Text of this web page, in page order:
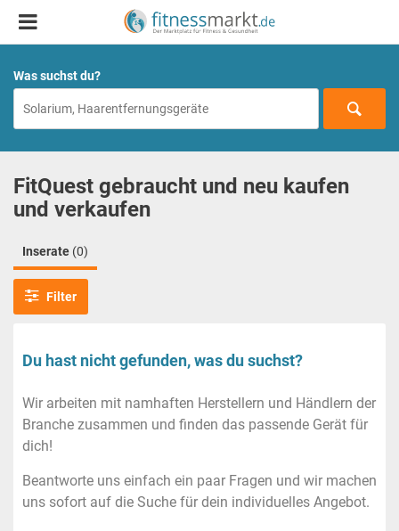
Was suchst du?
FitQuest gebraucht und neu kaufen
und verkaufen
Inserate (0)
Filter
Du hast nicht gefunden, was du suchst?
Wir arbeiten mit namhaften Herstellern und Händlern der
Branche zusammen und finden das passende Gerät für
dich!
Beantworte uns einfach ein paar Fragen und wir machen
uns sofort auf die Suche für dein individuelles Angebot.